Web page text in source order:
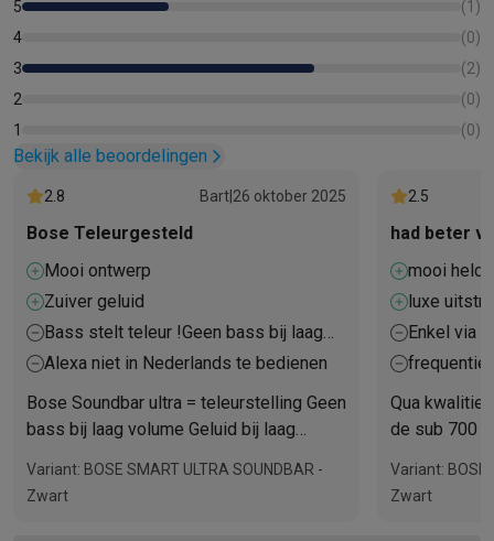
5 (1 )
4
(0)
3
(2)
2
(0)
1
(0)
Bekijk alle beoordelingen
2.8 Bart 26 oktober 2025
Bose Teleurgesteld
Mooi ontwerp
Zuiver geluid
Bass stelt teleur !Geen bass bij laag
volume
Alexa niet in Nederlands te bedienen
Bose Soundbar ultra = teleurstelling Geen
bass bij laag volume Geluid bij laag
de tv🫤 Alexa niet in Nederlands te
bedienen
Variant: BOSE SMART ULTRA SOUNDBAR -
Zwart
2.5
had beter
mooi
luxe
Enkel via
frequentie
goed
Qua
de sub 700
de bassen
Variant: BOSE
Zwart